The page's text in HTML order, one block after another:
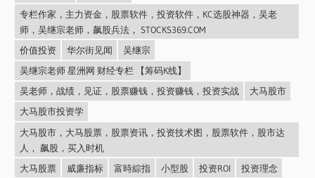
专栏作家，主力资金，股票软件，投资软件，KC选股神器，吴老
师，吴继宗老师，飙股兵法， STOCKS369.COM
价值投资
华尔街见闻
吴继宗
吴继宗老师 星洲网 财经专栏 【筹码K线】
吴老师，战绩，见证，股票赚钱，投资赚钱，投资实战
大马股市
大马股市投资学
大马股市，大马股票，股票资讯，投资技术图，股票软件，股市达
人， 飙股，买入时机
大马股票
威廉指标 富時綜指 小型股 投资ROI
投资理念